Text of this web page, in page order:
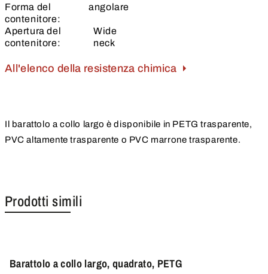
Forma del
contenitore:
angolare
Apertura del
contenitore:
Wide
neck
All'elenco della resistenza chimica
Il barattolo a collo largo è disponibile in PETG trasparente,
PVC altamente trasparente o PVC marrone trasparente.
Prodotti simili
Barattolo a collo largo, quadrato, PETG